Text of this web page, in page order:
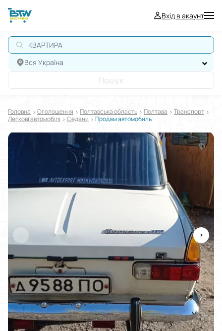
Вхід в акаунт
КВАРТИРА
Вся Україна
Пошук
Головна Оголошення Полтавська область Полтава
Транспорт
Легкові автомобілі
Седани Продам автомобиль